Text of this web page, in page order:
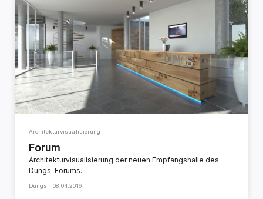
Architekturvisualisierung
Forum
Architekturvisualisierung der neuen Empfangshalle des
Dungs-Forums.
Dungs · 08.04.2016